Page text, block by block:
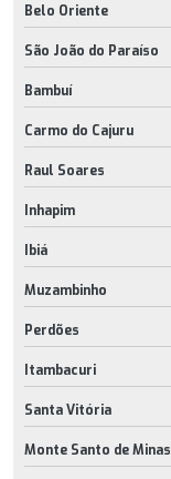
Belo Oriente
São João do Paraíso
Bambuí
Carmo do Cajuru
Raul Soares
Inhapim
Ibiá
Muzambinho
Perdões
Itambacuri
Santa Vitória
Monte Santo de Minas